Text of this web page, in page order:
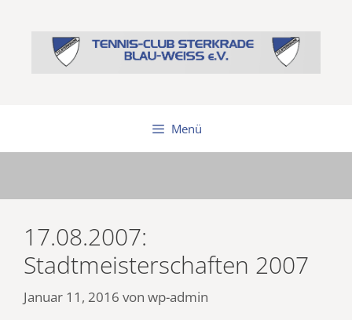
springen
Menü
17.08.2007:
Stadtmeisterschaften 2007
Januar 11, 2016 von wp-admin